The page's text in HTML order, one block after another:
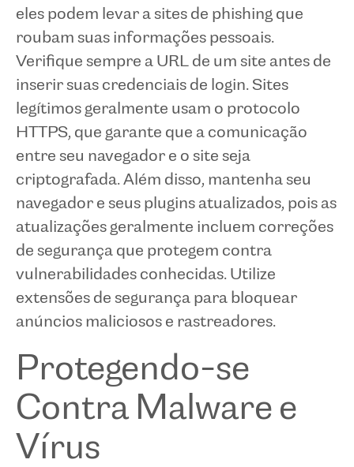
eles podem levar a sites de phishing que
roubam suas informações pessoais.
Verifique sempre a URL de um site antes de
inserir suas credenciais de login. Sites
legítimos geralmente usam o protocolo
HTTPS, que garante que a comunicação
entre seu navegador e o site seja
criptografada. Além disso, mantenha seu
navegador e seus plugins atualizados, pois as
atualizações geralmente incluem correções
de segurança que protegem contra
vulnerabilidades conhecidas. Utilize
extensões de segurança para bloquear
anúncios maliciosos e rastreadores.
Protegendo-se
Contra Malware e
Vírus